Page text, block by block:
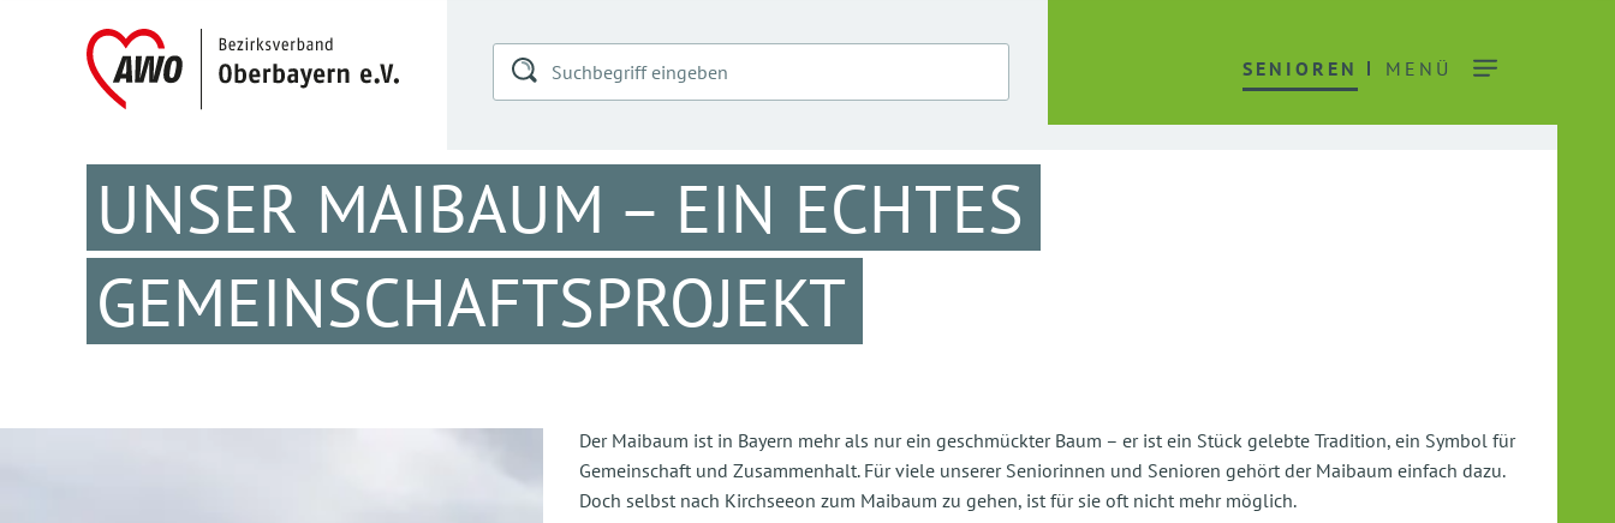
SENIOREN MENÜ
UNSER MAIBAUM – EIN ECHTES
GEMEINSCHAFTSPROJEKT
Der Maibaum ist in Bayern mehr als nur ein geschmückter Baum – er ist ein Stück gelebte Tradition, ein Symbol für
Gemeinschaft und Zusammenhalt. Für viele unserer Seniorinnen und Senioren gehört der Maibaum einfach dazu.
Doch selbst nach Kirchseeon zum Maibaum zu gehen, ist für sie oft nicht mehr möglich.